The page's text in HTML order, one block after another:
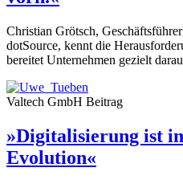
Christian Grötsch,
dotSource, kennt die
bereitet Unternehmen gezielt
Valtech GmbH Beitrag
»Digitalisierung ist
Evolution«